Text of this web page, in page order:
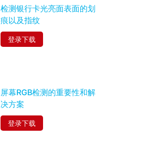
检测银行卡光亮面表面的划
痕以及指纹
登录下载
屏幕RGB检测的重要性和解
决方案
登录下载